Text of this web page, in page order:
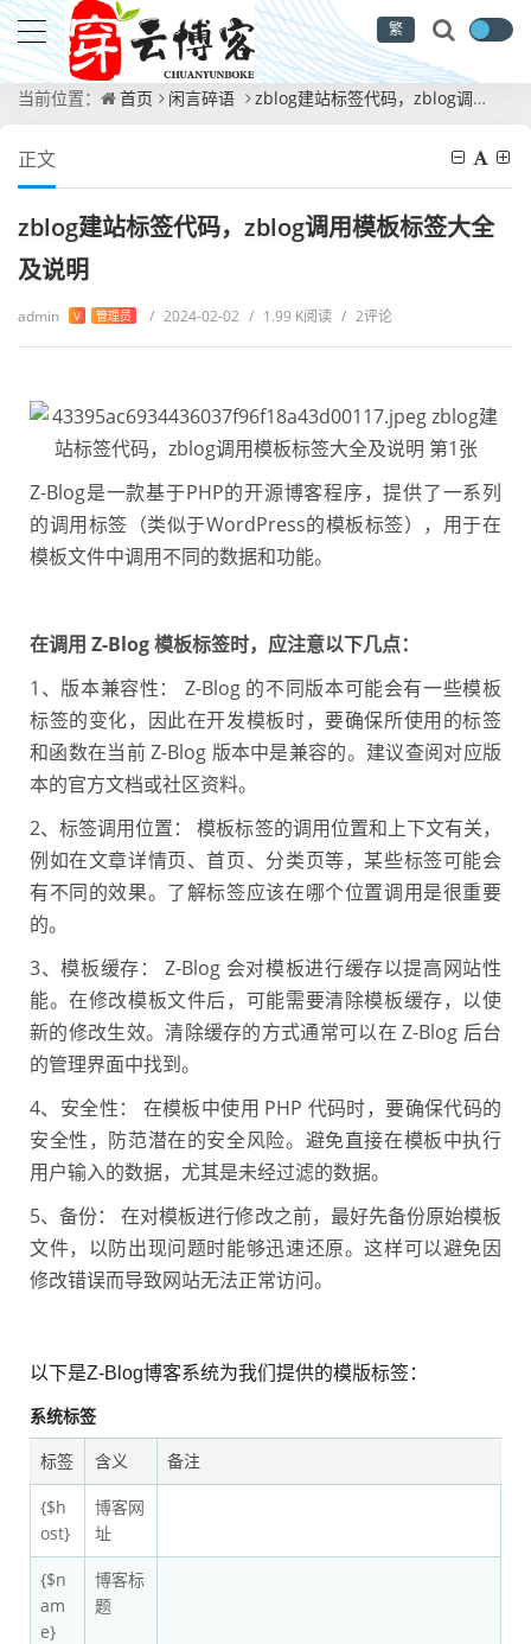
繁
当前位置： 首页 闲言碎语 zblog建站标签代码，zblog调用模板标签大全及说明
正文
zblog建站标签代码，zblog调用模板标签大全
及说明
admin V 管理员 / 2024-02-02 / 1.99 K阅读 / 2评论
Z-Blog是一款基于PHP的开源博客程序，提供了一系列
的调用标签（类似于WordPress的模板标签），用于在
模板文件中调用不同的数据和功能。
在调用 Z-Blog 模板标签时，应注意以下几点：
1、版本兼容性： Z-Blog 的不同版本可能会有一些模板
标签的变化，因此在开发模板时，要确保所使用的标签
和函数在当前 Z-Blog 版本中是兼容的。建议查阅对应版
本的官方文档或社区资料。
2、标签调用位置： 模板标签的调用位置和上下文有关，
例如在文章详情页、首页、分类页等，某些标签可能会
有不同的效果。了解标签应该在哪个位置调用是很重要
的。
3、模板缓存： Z-Blog 会对模板进行缓存以提高网站性
能。在修改模板文件后，可能需要清除模板缓存，以使
新的修改生效。清除缓存的方式通常可以在 Z-Blog 后台
的管理界面中找到。
4、安全性： 在模板中使用 PHP 代码时，要确保代码的
安全性，防范潜在的安全风险。避免直接在模板中执行
用户输入的数据，尤其是未经过滤的数据。
5、备份： 在对模板进行修改之前，最好先备份原始模板
文件，以防出现问题时能够迅速还原。这样可以避免因
修改错误而导致网站无法正常访问。
以下是Z-Blog博客系统为我们提供的模版标签：
系统标签
标签 含义 备注
{$h
ost}
博客网
址
{$n
am
e}
博客标
题